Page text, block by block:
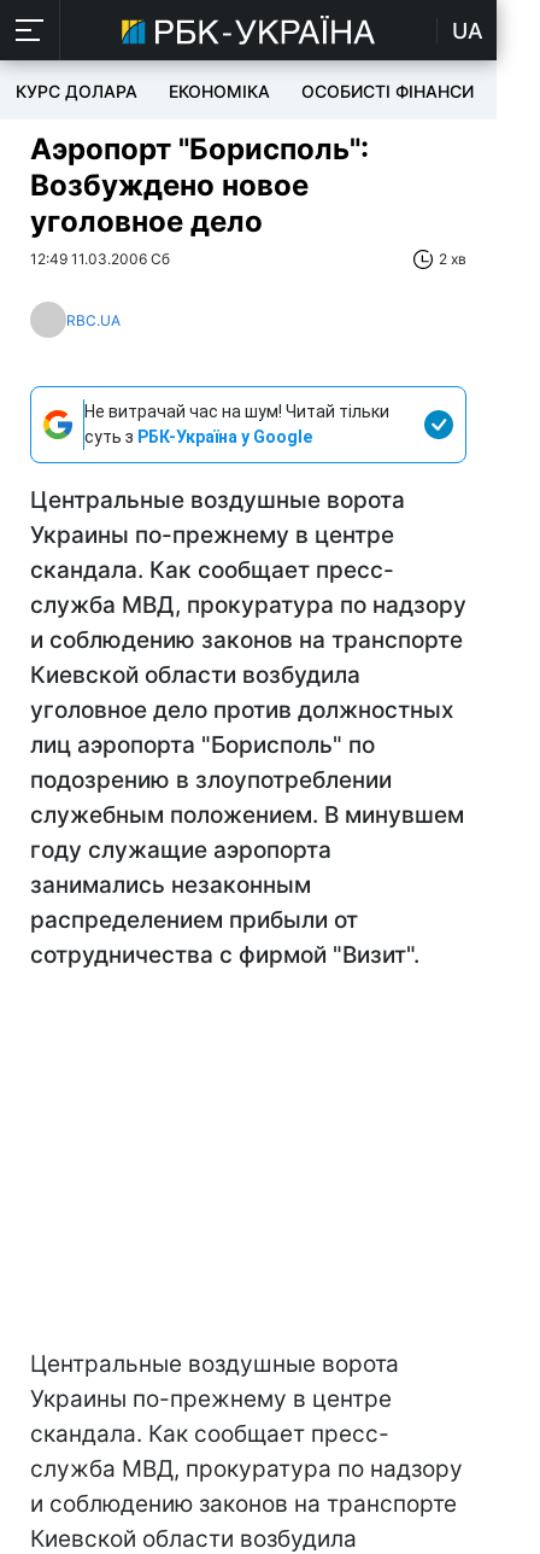
UA
КУРС ДОЛАРА ЕКОНОМІКА ОСОБИСТІ ФІНАНСИ
Аэропорт "Борисполь":
Возбуждено новое
уголовное дело
12:49 11.03.2006 Сб 2 хв
RBC.UA
Не витрачай час на шум! Читай тільки
суть з РБК-Україна у Google
Центральные воздушные ворота
Украины по-прежнему в центре
скандала. Как сообщает пресс-
служба МВД, прокуратура по надзору
и соблюдению законов на транспорте
Киевской области возбудила
уголовное дело против должностных
лиц аэропорта "Борисполь" по
подозрению в злоупотреблении
служебным положением. В минувшем
году служащие аэропорта
занимались незаконным
распределением прибыли от
сотрудничества с фирмой "Визит".
Центральные воздушные ворота
Украины по-прежнему в центре
скандала. Как сообщает пресс-
служба МВД, прокуратура по надзору
и соблюдению законов на транспорте
Киевской области возбудила